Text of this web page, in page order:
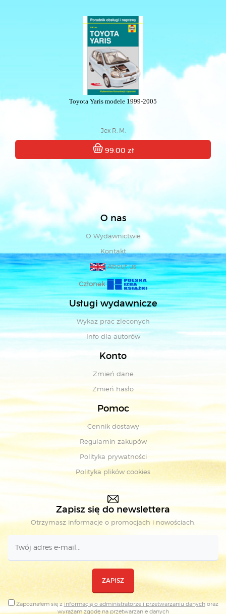
Toyota Yaris modele 1999-2005
Jex R. M.
99.00 zł
O nas
O Wydawnictwie
Kontakt
About us
Członek
Usługi wydawnicze
Wykaz prac zleconych
Info dla autorów
Konto
Zmień dane
Zmień hasło
Pomoc
Cennik dostawy
Regulamin zakupów
Polityka prywatności
Polityka plików cookies
Zapisz się do newslettera
Otrzymasz informacje o promocjach i nowościach.
ZAPISZ
Zapoznałem się zinformacją o administratorze i przetwarzaniu danychoraz
wyrażam zgodę naprzetwarzanie danych